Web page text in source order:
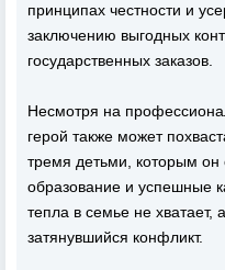
принципах честности и
заключению выгодных
государственных заказов.
Несмотря на
герой также может
тремя детьми, которым он
образование и успешные
тепла в семье не
затянувшийся конфликт.